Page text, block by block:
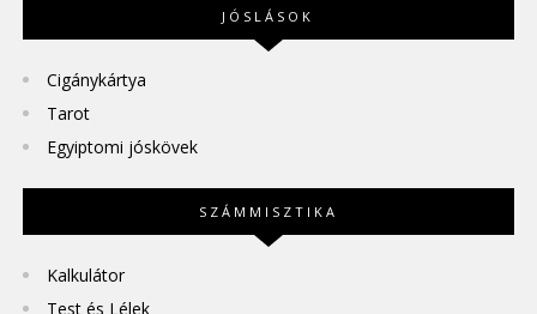
JÓSLÁSOK
Cigánykártya
Tarot
Egyiptomi jóskövek
SZÁMMISZTIKA
Kalkulátor
Test és Lélek